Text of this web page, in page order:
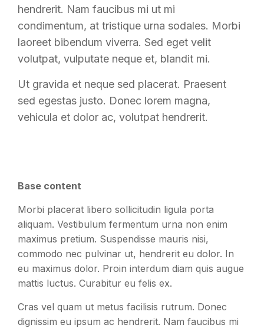
hendrerit. Nam faucibus mi ut mi
condimentum, at tristique urna sodales. Morbi
laoreet bibendum viverra. Sed eget velit
volutpat, vulputate neque et, blandit mi.
Ut gravida et neque sed placerat. Praesent
sed egestas justo. Donec lorem magna,
vehicula et dolor ac, volutpat hendrerit.
Base content
Morbi placerat libero sollicitudin ligula porta
aliquam. Vestibulum fermentum urna non enim
maximus pretium. Suspendisse mauris nisi,
commodo nec pulvinar ut, hendrerit eu dolor. In
eu maximus dolor. Proin interdum diam quis augue
mattis luctus. Curabitur eu felis ex.
Cras vel quam ut metus facilisis rutrum. Donec
dignissim eu ipsum ac hendrerit. Nam faucibus mi